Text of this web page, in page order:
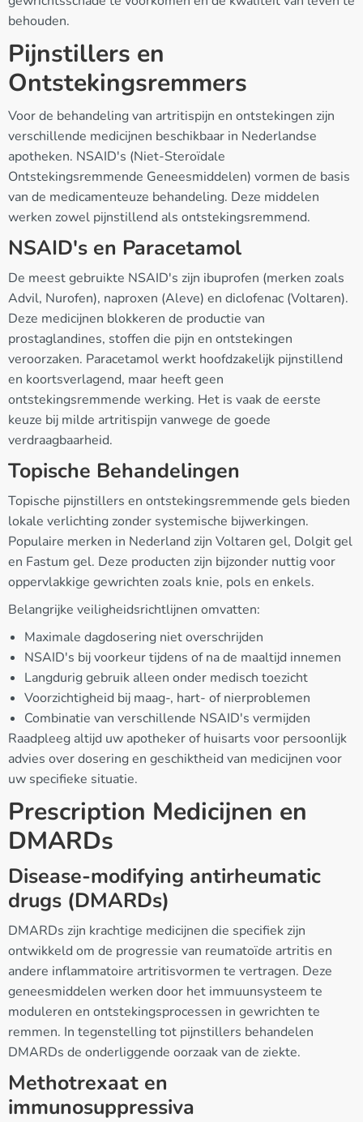
behouden.
Pijnstillers en
Ontstekingsremmers
Voor de behandeling van artritispijn en ontstekingen zijn
verschillende medicijnen beschikbaar in Nederlandse
apotheken. NSAID's (Niet-Steroïdale
Ontstekingsremmende Geneesmiddelen) vormen de basis
van de medicamenteuze behandeling. Deze middelen
werken zowel pijnstillend als ontstekingsremmend.
NSAID's en Paracetamol
De meest gebruikte NSAID's zijn ibuprofen (merken zoals
Advil, Nurofen), naproxen (Aleve) en diclofenac (Voltaren).
Deze medicijnen blokkeren de productie van
prostaglandines, stoffen die pijn en ontstekingen
veroorzaken. Paracetamol werkt hoofdzakelijk pijnstillend
en koortsverlagend, maar heeft geen
ontstekingsremmende werking. Het is vaak de eerste
keuze bij milde artritispijn vanwege de goede
verdraagbaarheid.
Topische Behandelingen
Topische pijnstillers en ontstekingsremmende gels bieden
lokale verlichting zonder systemische bijwerkingen.
Populaire merken in Nederland zijn Voltaren gel, Dolgit gel
en Fastum gel. Deze producten zijn bijzonder nuttig voor
oppervlakkige gewrichten zoals knie, pols en enkels.
Belangrijke veiligheidsrichtlijnen omvatten:
Maximale dagdosering niet overschrijden
NSAID's bij voorkeur tijdens of na de maaltijd innemen
Langdurig gebruik alleen onder medisch toezicht
Voorzichtigheid bij maag-, hart- of nierproblemen
Combinatie van verschillende NSAID's vermijden
Raadpleeg altijd uw apotheker of huisarts voor persoonlijk
advies over dosering en geschiktheid van medicijnen voor
uw specifieke situatie.
Prescription Medicijnen en
DMARDs
Disease-modifying antirheumatic
drugs (DMARDs)
DMARDs zijn krachtige medicijnen die specifiek zijn
ontwikkeld om de progressie van reumatoïde artritis en
andere inflammatoire artritisvormen te vertragen. Deze
geneesmiddelen werken door het immuunsysteem te
moduleren en ontstekingsprocessen in gewrichten te
remmen. In tegenstelling tot pijnstillers behandelen
DMARDs de onderliggende oorzaak van de ziekte.
Methotrexaat en
immunosuppressiva